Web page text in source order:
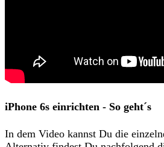
iPhone 6s einrichten - So geht´s
In dem Video kannst Du die